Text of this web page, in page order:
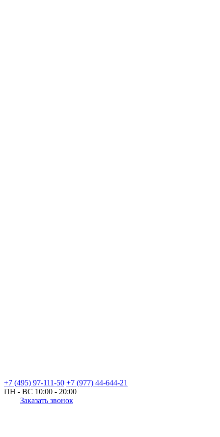
+7 (495) 97-111-50 +7 (977) 44-644-21
ПН - ВС 10:00 - 20:00
Заказать звонок